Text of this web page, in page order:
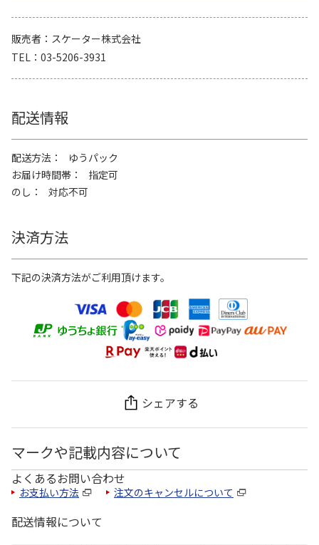
販売者
スケーター株式会社
TEL
03-5206-3931
配送情報
配送方法
ゆうパック
お届け時間帯
指定可
のし
対応不可
決済方法
下記の決済方法がご利用頂けます。
シェアする
マークや記載内容について
よくあるお問い合わせ
お支払い方法 注文のキャンセルについて
配送情報について